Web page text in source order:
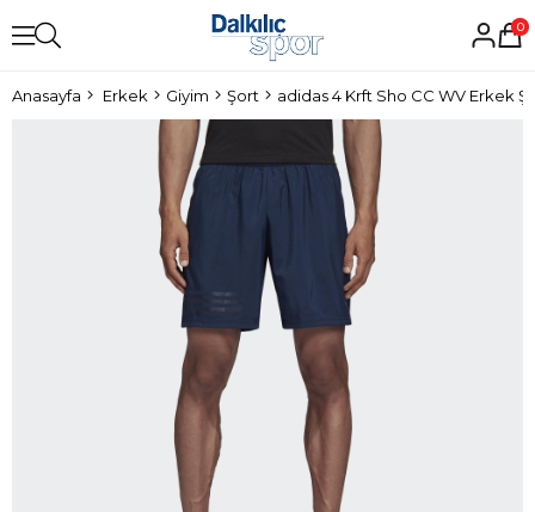
0
Anasayfa Erkek Giyim Şort adidas 4 Krft Sho CC WV Erkek